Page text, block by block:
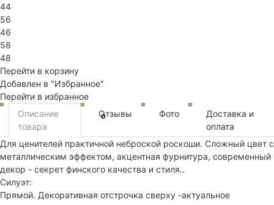
44
56
46
58
48
Перейти в корзину
Добавлен в "Избранное"
Перейти в избранное
Описание
товара
Отзывы
0 Фото
Доставка и
оплата
Для ценителей практичной неброской роскоши. Сложный цвет с
металлическим эффектом, акцентная фурнитура, современный
декор - секрет финского качества и стиля..
Силуэт:
Прямой. Декоративная отстрочка сверху -актуальное